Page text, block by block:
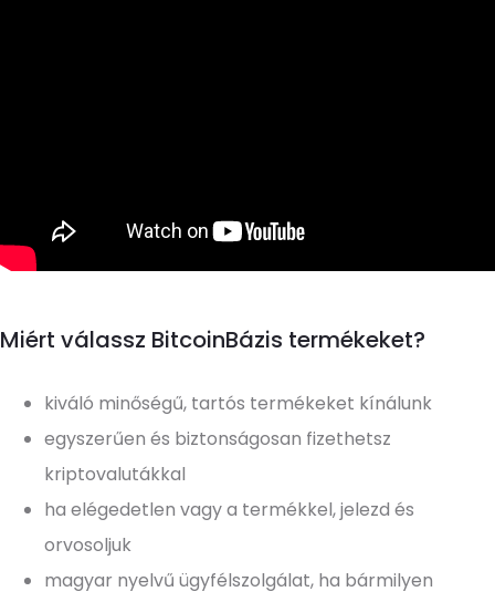
Miért válassz BitcoinBázis termékeket?
kiváló minőségű, tartós termékeket kínálunk
egyszerűen és biztonságosan fizethetsz
kriptovalutákkal
ha elégedetlen vagy a termékkel, jelezd és
orvosoljuk
magyar nyelvű ügyfélszolgálat, ha bármilyen